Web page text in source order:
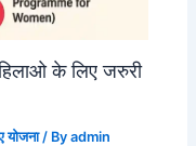
के लिए जरुरी
योजना/ Byadmin